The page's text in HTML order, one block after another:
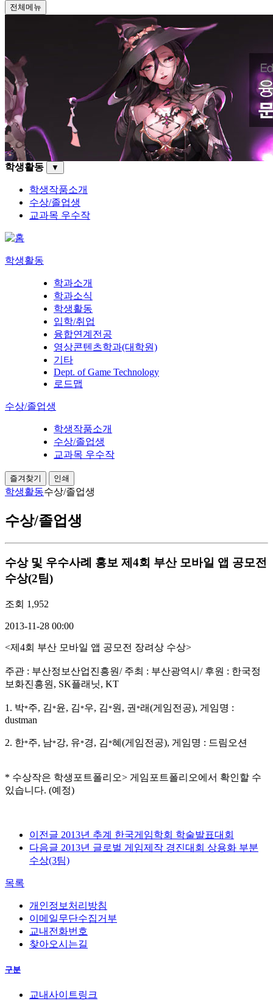
전체메뉴
학생활동 ▼
학생작품소개
수상/졸업생
교과목 우수작
학생활동
학과소개
학과소식
학생활동
입학/취업
융합연계전공
영상콘텐츠학과(대학원)
기타
Dept. of Game Technology
로드맵
수상/졸업생
학생작품소개
수상/졸업생
교과목 우수작
즐겨찾기 인쇄
학생활동수상/졸업생
수상/졸업생
수상 및 우수사례 홍보 제4회 부산 모바일 앱 공모전
수상(2팀)
조회 1,952
2013-11-28 00:00
<제4회 부산 모바일 앱 공모전 장려상 수상>
주관 : 부산정보산업진흥원/ 주최 : 부산광역시/ 후원 : 한국정
보화진흥원, SK플래닛, KT
1. 박*주, 김*윤, 김*우, 김*원, 권 *래(게임전공), 게임명 :
dustman
2. 한*주, 남*강, 유*경, 김*혜(게임전공), 게임명 : 드림오션
* 수상작은 학생포트폴리오> 게임포트폴리오에서 확인할 수
있습니다. (예정)
이전글 2013년 추계 한국게임학회 학술발표대회
다음글 2013년 글로벌 게임제작 경진대회 상용화 부분
수상(3팀)
목록
개인정보처리방침
이메일무단수집거부
교내전화번호
찾아오시는길
구분
교내사이트링크